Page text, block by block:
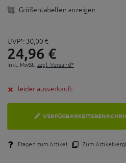
Größentabellen anzeigen
UVP¹: 30, 00 €
24,96 €
inkl. MwSt. zzgl. Versand*
leider ausverkauft
Fragen zum Artikel Zum